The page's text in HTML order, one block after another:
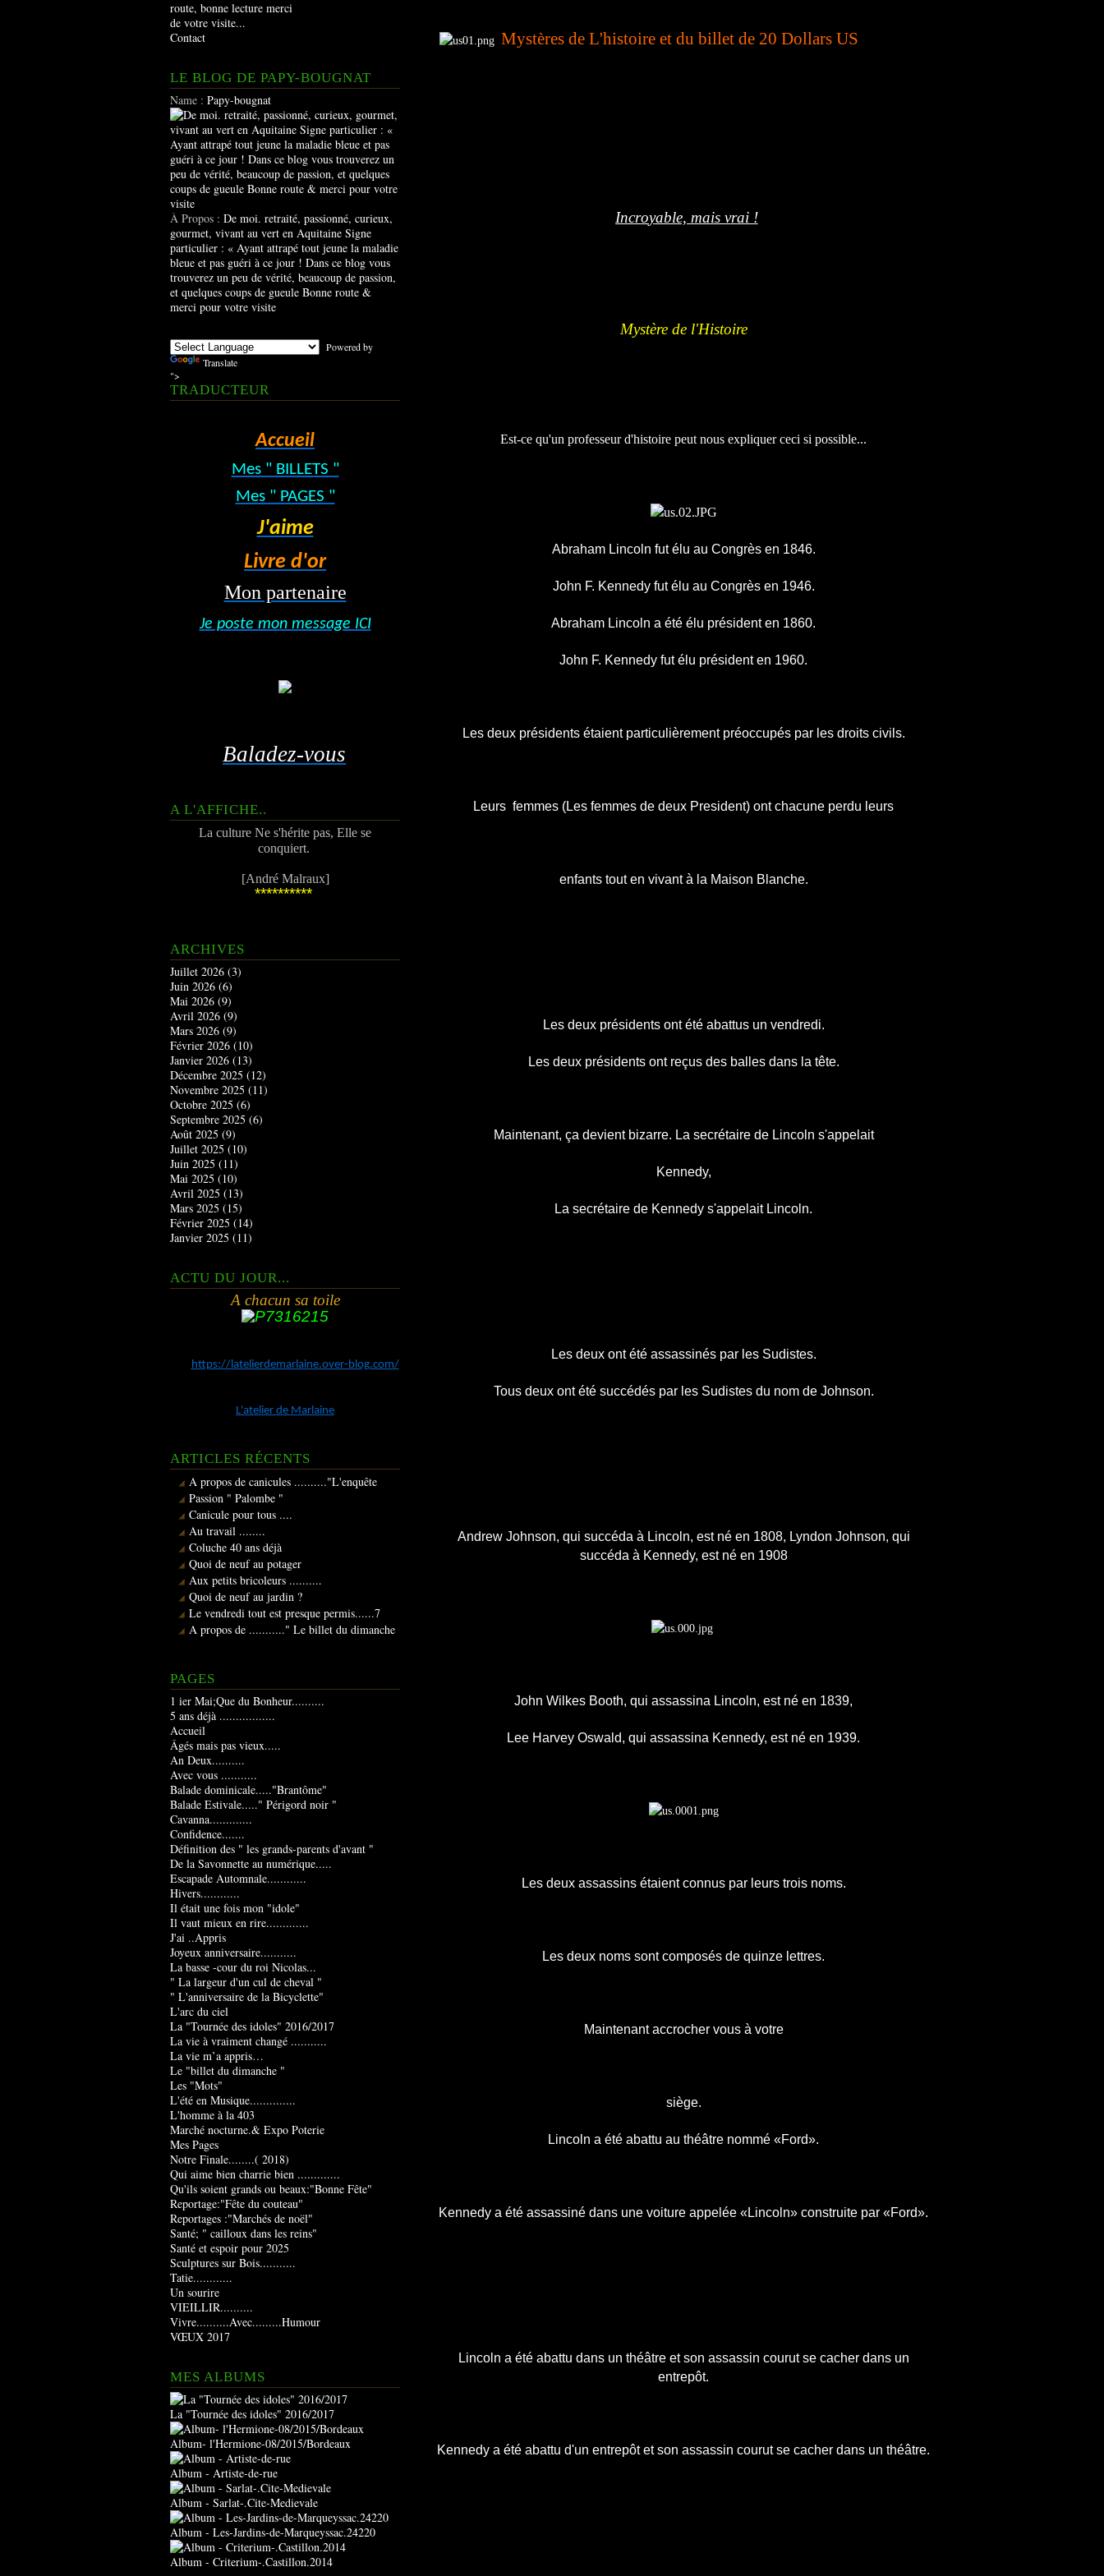
route, bonne lecture merci
de votre visite...
Contact
LE BLOG DE PAPY-BOUGNAT
Name : Papy-bougnat
À Propos : De moi. retraité, passionné, curieux,
gourmet, vivant au vert en Aquitaine Signe
particulier : « Ayant attrapé tout jeune la maladie
bleue et pas guéri à ce jour ! Dans ce blog vous
trouverez un peu de vérité, beaucoup de passion,
et quelques coups de gueule Bonne route &
merci pour votre visite
Powered by
Translate
">
TRADUCTEUR
Accueil
Mes " BILLETS "
Mes " PAGES "
J'aime
Livre d'or
Mon partenaire
Je poste mon message ICI
Baladez-vous
A L'AFFICHE..
La culture Ne s'hérite pas, Elle se
conquiert.
[André Malraux]
**********
ARCHIVES
Juillet 2026 (3)
Juin 2026 (6)
Mai 2026 (9)
Avril 2026 (9)
Mars 2026 (9)
Février 2026 (10)
Janvier 2026 (13)
Décembre 2025 (12)
Novembre 2025 (11)
Octobre 2025 (6)
Septembre 2025 (6)
Août 2025 (9)
Juillet 2025 (10)
Juin 2025 (11)
Mai 2025 (10)
Avril 2025 (13)
Mars 2025 (15)
Février 2025 (14)
Janvier 2025 (11)
ACTU DU JOUR...
A chacun sa toile
https://latelierdemarlaine.over-blog.com/
L'atelier de Marlaine
ARTICLES RÉCENTS
A propos de canicules .........."L'enquête
Passion " Palombe "
Canicule pour tous ....
Au travail ........
Coluche 40 ans déjà
Quoi de neuf au potager
Aux petits bricoleurs ..........
Quoi de neuf au jardin ?
Le vendredi tout est presque permis......7
A propos de ..........." Le billet du dimanche
PAGES
1 ier Mai;Que du Bonheur..........
5 ans déjà .................
Accueil
Âgés mais pas vieux.....
An Deux..........
Avec vous ...........
Balade dominicale....."Brantôme"
Balade Estivale....." Périgord noir "
Cavanna.............
Confidence.......
Définition des " les grands-parents d'avant "
De la Savonnette au numérique.....
Escapade Automnale............
Hivers............
Il était une fois mon "idole"
Il vaut mieux en rire.............
J'ai ..Appris
Joyeux anniversaire...........
La basse -cour du roi Nicolas...
" La largeur d'un cul de cheval "
" L'anniversaire de la Bicyclette"
L'arc du ciel
La "Tournée des idoles" 2016/2017
La vie à vraiment changé ...........
La vie m’a appris…
Le "billet du dimanche "
Les "Mots"
L'été en Musique..............
L'homme à la 403
Marché nocturne.& Expo Poterie
Mes Pages
Notre Finale........( 2018)
Qui aime bien charrie bien .............
Qu'ils soient grands ou beaux:"Bonne Fête"
Reportage:"Fête du couteau"
Reportages :"Marchés de noël"
Santé; " cailloux dans les reins"
Santé et espoir pour 2025
Sculptures sur Bois...........
Tatie............
Un sourire
VIEILLIR..........
Vivre..........Avec.........Humour
VŒUX 2017
MES ALBUMS
La "Tournée des idoles" 2016/2017
Album- l'Hermione-08/2015/Bordeaux
Album - Artiste-de-rue
Album - Sarlat-.Cite-Medievale
Album - Les-Jardins-de-Marqueyssac.24220
Album - Criterium-.Castillon.2014
Mystères de L'histoire et du billet de 20 Dollars US
Incroyable, mais vrai !
Mystère de l'Histoire
Est-ce qu'un professeur d'histoire peut nous expliquer ceci si possible...
Abraham Lincoln fut élu au Congrès en 1846.
John F. Kennedy fut élu au Congrès en 1946.
Abraham Lincoln a été élu président en 1860.
John F. Kennedy fut élu président en 1960.
Les deux présidents étaient particulièrement préoccupés par les droits civils.
Leurs femmes (Les femmes de deux President) ont chacune perdu leurs
enfants tout en vivant à la Maison Blanche.
Les deux présidents ont été abattus un vendredi.
Les deux présidents ont reçus des balles dans la tête.
Maintenant, ça devient bizarre. La secrétaire de Lincoln s'appelait
Kennedy,
La secrétaire de Kennedy s'appelait Lincoln.
Les deux ont été assassinés par les Sudistes.
Tous deux ont été succédés par les Sudistes du nom de Johnson.
Andrew Johnson, qui succéda à Lincoln, est né en 1808, Lyndon Johnson, qui
succéda à Kennedy, est né en 1908
John Wilkes Booth, qui assassina Lincoln, est né en 1839,
Lee Harvey Oswald, qui assassina Kennedy, est né en 1939.
Les deux assassins étaient connus par leurs trois noms.
Les deux noms sont composés de quinze lettres.
Maintenant accrocher vous à votre
siège.
Lincoln a été abattu au théâtre nommé «Ford».
Kennedy a été assassiné dans une voiture appelée «Lincoln» construite par «Ford».
Lincoln a été abattu dans un théâtre et son assassin courut se cacher dans un
entrepôt.
Kennedy a été abattu d'un entrepôt et son assassin courut se cacher dans un théâtre.